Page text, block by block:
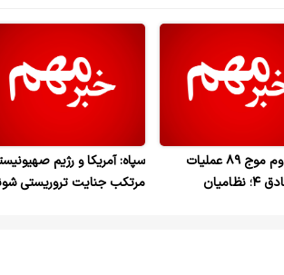
مرحله دوم موج ۸۹ عملیات
وعده صادق ۴؛ نظامیان
سپاه: آمریکا و رژیم
مرتکب جنایت تروریستی